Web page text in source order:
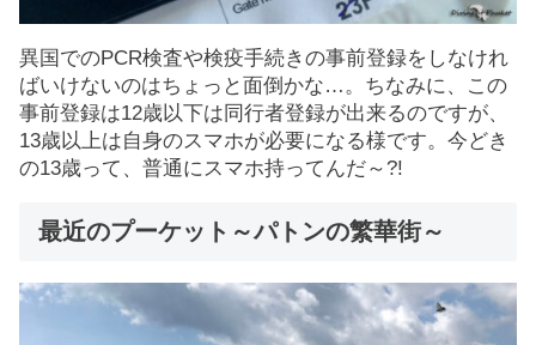
異国でのPCR検査や検疫手続きの事前登録をしなけれ
ばいけないのはちょっと面倒かな…。ちなみに、この
事前登録は12歳以下は同行者登録が出来るのですが、
13歳以上は自身のスマホが必要になる様です。今どき
の13歳って、普通にスマホ持ってんだ～?!
最近のプーケット～パトンの繁華街～